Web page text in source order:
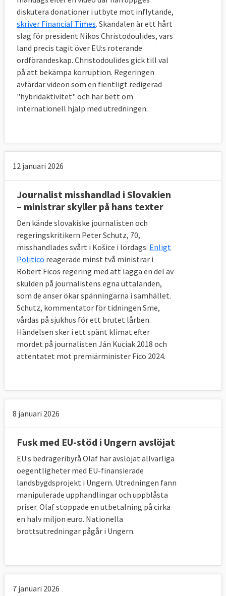
diskutera donationer i utbyte mot inflytande,
skriver Financial Times. Skandalen är ett hårt
slag för president Nikos Christodoulides, vars
land precis tagit över EU:s roterande
ordförandeskap. Christodoulides gick till val
på att bekämpa korruption. Regeringen
avfärdar videon som en fientligt redigerad
"hybridaktivitet" och har bett om
internationell hjälp med utredningen.
12 januari 2026
Journalist misshandlad i Slovakien
– ministrar skyller på hans texter
Den kände slovakiske journalisten och
regeringskritikern Peter Schutz, 70,
misshandlades svårt i Košice i lördags. Enligt
Politico reagerade minst två ministrar i
Robert Ficos regering med att lägga en del av
skulden på journalistens egna uttalanden,
som de anser ökar spänningarna i samhället.
Schutz, kommentator för tidningen Sme,
vårdas på sjukhus för ett brutet lårben.
Händelsen sker i ett spänt klimat efter
mordet på journalisten Ján Kuciak 2018 och
attentatet mot premiärminister Fico 2024.
8 januari 2026
Fusk med EU-stöd i Ungern avslöjat
EU:s bedrägeribyrå Olaf har avslöjat allvarliga
oegentligheter med EU-finansierade
landsbygdsprojekt i Ungern. Utredningen fann
manipulerade upphandlingar och uppblåsta
priser. Olaf stoppade en utbetalning på cirka
en halv miljon euro. Nationella
brottsutredningar pågår i Ungern.
7 januari 2026